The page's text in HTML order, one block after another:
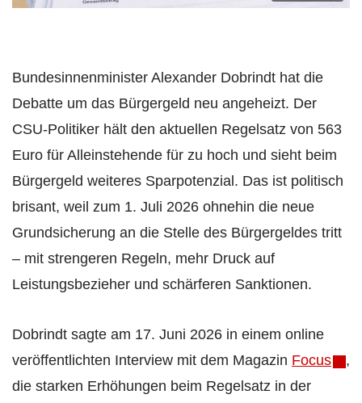
Bundesinnenminister Alexander Dobrindt hat die
Debatte um das Bürgergeld neu angeheizt. Der
CSU-Politiker hält den aktuellen Regelsatz von 563
Euro für Alleinstehende für zu hoch und sieht beim
Bürgergeld weiteres Sparpotenzial. Das ist politisch
brisant, weil zum 1. Juli 2026 ohnehin die neue
Grundsicherung an die Stelle des Bürgergeldes tritt
– mit strengeren Regeln, mehr Druck auf
Leistungsbezieher und schärferen Sanktionen.
Dobrindt sagte am 17. Juni 2026 in einem online
veröffentlichten Interview mit dem Magazin Focus
,
die starken Erhöhungen beim Regelsatz in der